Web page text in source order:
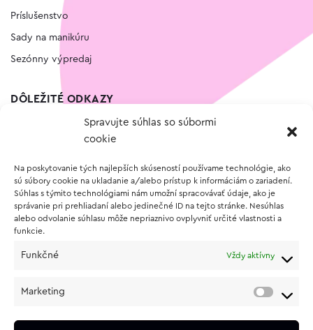
Spravujte súhlas so súbormi
cookie
Na poskytovanie tých najlepších skúseností používame technológie, ako
sú súbory cookie na ukladanie a/alebo prístup k informáciám o zariadení.
Súhlas s týmito technológiami nám umožní spracovávať údaje, ako je
správanie pri prehliadaní alebo jedinečné ID na tejto stránke. Nesúhlas
alebo odvolanie súhlasu môže nepriaznivo ovplyvniť určité vlastnosti a
funkcie.
Funkčné Vždy aktívny
Marketing
Príslušenstvo
Sady na manikúru
Sezónny výpredaj
DÔLEŽITÉ ODKAZY
Vernostný program
O NÁKUPE
Vrátenie a reklamácia tovaru